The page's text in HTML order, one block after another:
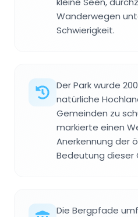
Wanderwegen
Schwierigkeit.
Der Park wurde
natürliche
Gemeinden zu
markierte einen
Anerkennung der
Bedeutung dieser
Die Bergpfade